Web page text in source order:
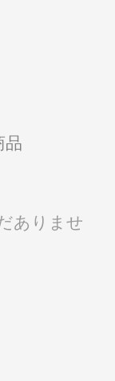
品
ありませ